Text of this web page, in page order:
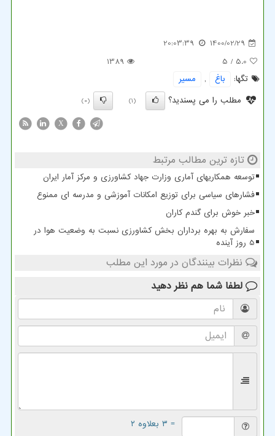
1400/02/29
20:03:39
5.0
/ 5
1389
تگها:
باغ ,
مسیر
مطلب را می پسندید؟
(1)
(0)
X
تازه ترین مطالب مرتبط
توسعه همکاریهای آماری وزارت جهاد کشاورزی و مرکز آمار ایران
فشارهای سیاسی برای توزیع امکانات آموزشی و مدرسه ای ممنوع
خبر خوش برای گندم کاران
سفارش به بهره برداران بخش کشاورزی نسبت به وضعیت هوا در
5 روز آینده
نظرات بینندگان در مورد این مطلب
لطفا شما هم نظر دهید
= ۳ بعلاوه ۲